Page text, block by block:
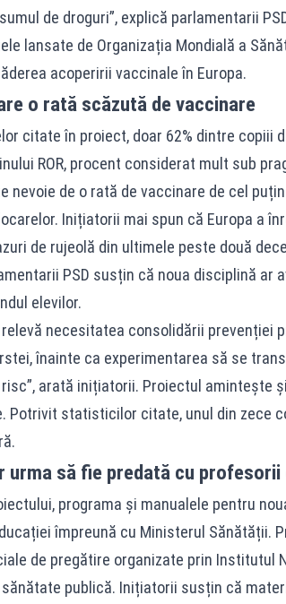
de droguri”, explică parlamentarii
lansate de Organizația Mondială a
acoperirii vaccinale în Europa.
o rată scăzută de vaccinare
citate în proiect, doar 62% dintre copiii
ROR, procent considerat mult sub
nevoie de o rată de vaccinare de cel
Inițiatorii mai spun că Europa a
de rujeolă din ultimele peste două
PSD susțin că noua disciplină ar
elevilor.
relevă necesitatea consolidării prevenției
înainte ca experimentarea să se
arată inițiatorii. Proiectul amintește
Potrivit statisticilor citate, unul din zece
urma să fie predată cu
programa și manualele pentru
împreună cu Ministerul Sănătății.
de pregătire organizate prin Institutul
publică. Inițiatorii susțin că